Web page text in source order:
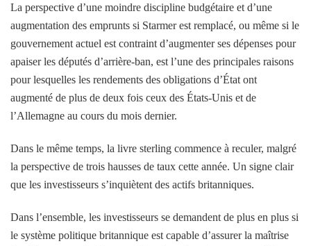
La perspective d’une moindre discipline budgétaire et d’une
augmentation des emprunts si Starmer est remplacé, ou même si le
gouvernement actuel est contraint d’augmenter ses dépenses pour
apaiser les députés d’arrière-ban, est l’une des principales raisons
pour lesquelles les rendements des obligations d’État ont
augmenté de plus de deux fois ceux des États-Unis et de
l’Allemagne au cours du mois dernier.
Dans le même temps, la livre sterling commence à reculer, malgré
la perspective de trois hausses de taux cette année. Un signe clair
que les investisseurs s’inquiètent des actifs britanniques.
Dans l’ensemble, les investisseurs se demandent de plus en plus si
le système politique britannique est capable d’assurer la maîtrise